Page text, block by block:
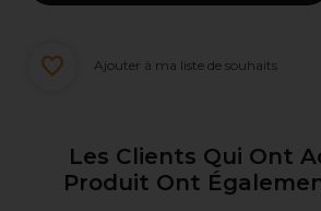
Ajouter à ma liste de souhaits
Les Clients Qui Ont
Produit Ont